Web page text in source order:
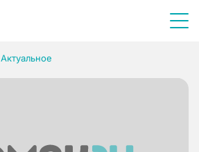
Актуальное